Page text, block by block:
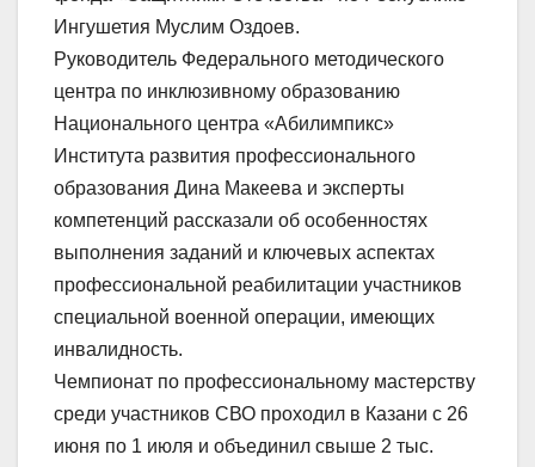
Ингушетия Муслим Оздоев.
Руководитель Федерального методического
центра по инклюзивному образованию
Национального центра «Абилимпикс»
Института развития профессионального
образования Дина Макеева и эксперты
компетенций рассказали об особенностях
выполнения заданий и ключевых аспектах
профессиональной реабилитации участников
специальной военной операции, имеющих
инвалидность.
Чемпионат по профессиональному мастерству
среди участников СВО проходил в Казани с 26
июня по 1 июля и объединил свыше 2 тыс.